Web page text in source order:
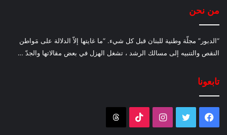
من نحن
“الدبور” مجلّة وطنية للبنان قبل كل شيء. “ما غايتها إلاّ الدلالة على مَواطن
النقص والتنبيه إلى مسالك الرشد ، تشغل الهزل في بعض مقالاتها والجدّ …
تابعونا
فيسبوك تويتر انستقرام‫TikTok